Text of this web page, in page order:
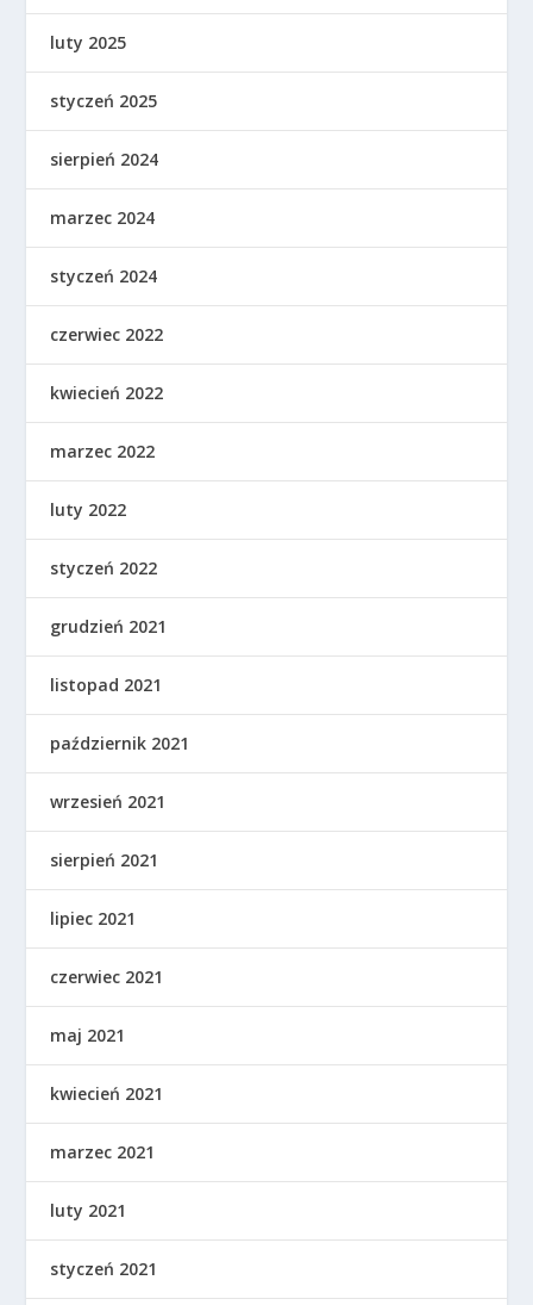
luty 2025
styczeń 2025
sierpień 2024
marzec 2024
styczeń 2024
czerwiec 2022
kwiecień 2022
marzec 2022
luty 2022
styczeń 2022
grudzień 2021
listopad 2021
październik 2021
wrzesień 2021
sierpień 2021
lipiec 2021
czerwiec 2021
maj 2021
kwiecień 2021
marzec 2021
luty 2021
styczeń 2021